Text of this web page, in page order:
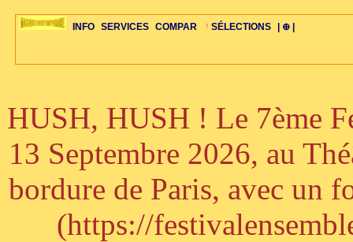
INFO
ÉDITORIAUX ACTUS-CONCERTS HISTOIRE PAYS STYLES-ÉCOLES
SERVICES
MAJ-LISTE ARCH-CONCERTS LIENS RADIOS VIDÉOS PLAN FAQS
COMPAR
SÉLECTION GUIDE-EXPRESS ŒUVRES BIOGRAPHIES PERSPECTIVE
SÉLECTIONS
SÉLECTION COMPOS-INTRO COMPO-INDIV ŒUVRES-INDIV
| ⊕ |
20ÈME PARAL 1001 CD TOP-REC BONUS-ROMANS BONUS-FILMS
CELLO-C
ALTO-C
VIOLON-C
PIANO-CONC GRAND-
HUSH, HUSH ! Le 7ème
13 Septembre 2026, au
bordure de Paris, avec un
(https://